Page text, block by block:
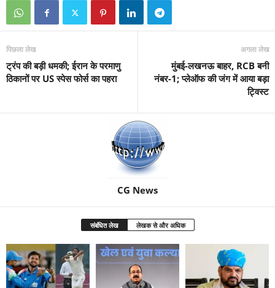
पिछला लेख
ट्रंप की बड़ी धमकी; ईरान के परमाणु
ठिकानों पर US स्पेस फोर्स का पहरा
अगला लेख
मुंबई-लखनऊ बाहर, RCB बनी
नंबर-1; प्लेऑफ की जंग में आया बड़ा
ट्विस्ट
CG News
संबंधित लेख लेखक से और अधिक